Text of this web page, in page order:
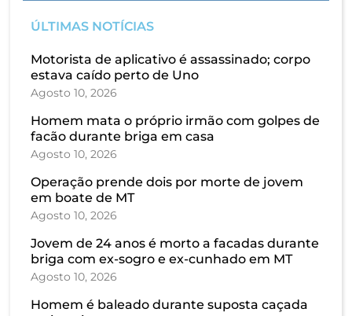
ÚLTIMAS NOTÍCIAS
Motorista de aplicativo é assassinado; corpo
estava caído perto de Uno
Agosto 10, 2026
Homem mata o próprio irmão com golpes de
facão durante briga em casa
Agosto 10, 2026
Operação prende dois por morte de jovem
em boate de MT
Agosto 10, 2026
Jovem de 24 anos é morto a facadas durante
briga com ex-sogro e ex-cunhado em MT
Agosto 10, 2026
Homem é baleado durante suposta caçada